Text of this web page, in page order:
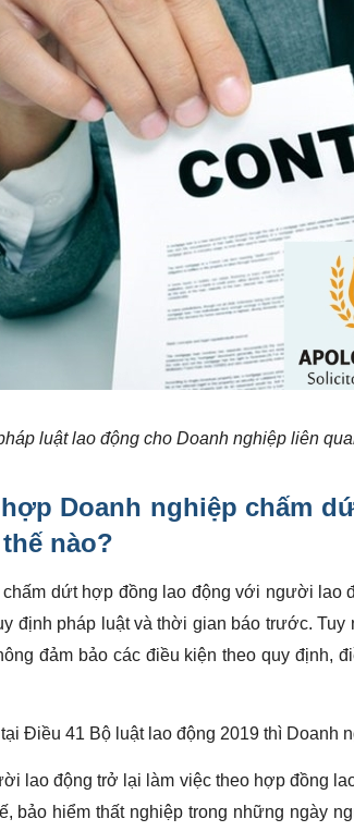
luật lao động cho Doanh nghiệp liên
Doanh nghiệp chấm
nào?
dứt hợp đồng lao động với người lao
định pháp luật và thời gian báo trước.
đảm bảo các điều kiện theo quy định,
Điều 41 Bộ luật lao động 2019 thì Doanh
lao động trở lại làm việc theo hợp đồng
bảo hiểm thất nghiệp trong những ngày